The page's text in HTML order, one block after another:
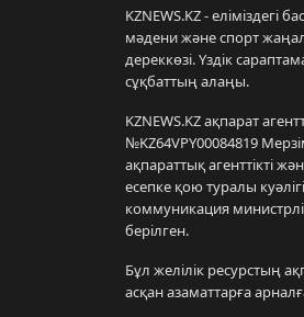
KZNEWS.KZ - еліміздегі
мәдени және спорт
дереккөзі. Үздік
сұқбаттың алаңы.
KZNEWS.KZ ақпарат
№KZ64VPY00084819
ақпараттық агенттікті
есепке қою туралы
коммуникация
берілген.
Бұл желілік ресурстың
асқан азаматтарға